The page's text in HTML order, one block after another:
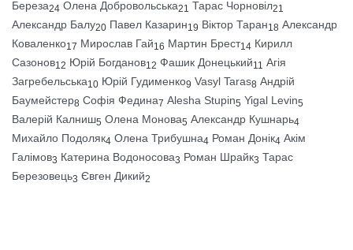
Береза24 Олена Добровольська21 Тарас Чорновіл21
Александр Балу20 Павел Казарин19 Віктор Таран18 Александр
Коваленко17 Мирослав Гай16 Мартин Брест14 Кирилл
Сазонов12 Юрій Богданов12 Фашик Донецький11 Агія
Загребельська10 Юрій Гудименко9 Vasyl Taras8 Андрій
Баумейстер8 Софія Федина7 Alesha Stupin5 Yigal Levin5
Валерій Калниш5 Олена Монова5 Александр Кушнарь4
Михайло Подоляк4 Олена Трибушна4 Роман Донік4 Акім
Галімов3 Катерина Водоносова3 Роман Шрайк3 Тарас
Березовець3 Євген Дикий2